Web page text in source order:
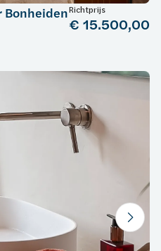
BonheidenRichtprijs
€ 15.500,00